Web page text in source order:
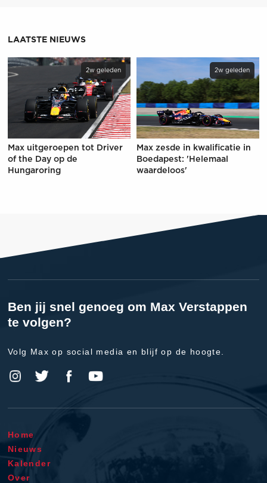
LAATSTE NIEUWS
2w geleden
Max uitgeroepen tot Driver
of the Day op de
Hungaroring
2w geleden
Max zesde in kwalificatie in
Boedapest: 'Helemaal
waardeloos'
Ben jij snel genoeg om Max Verstappen
te volgen?
Volg Max op social media en blijf op de hoogte.
Home
Nieuws
Kalender
Over